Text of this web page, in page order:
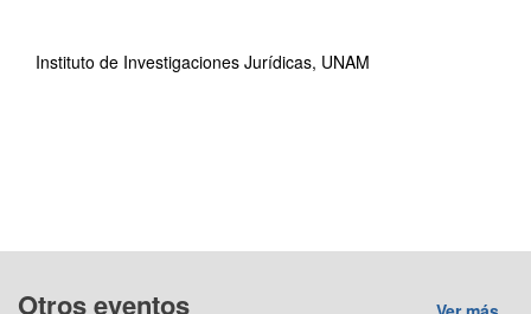
Instituto de Investigaciones Jurídicas, UNAM
Otros eventos